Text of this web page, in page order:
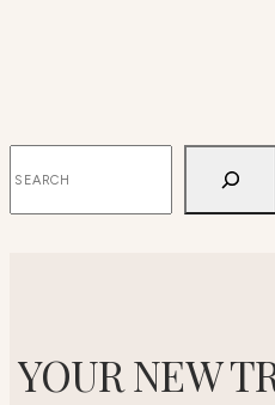
YOUR NEW